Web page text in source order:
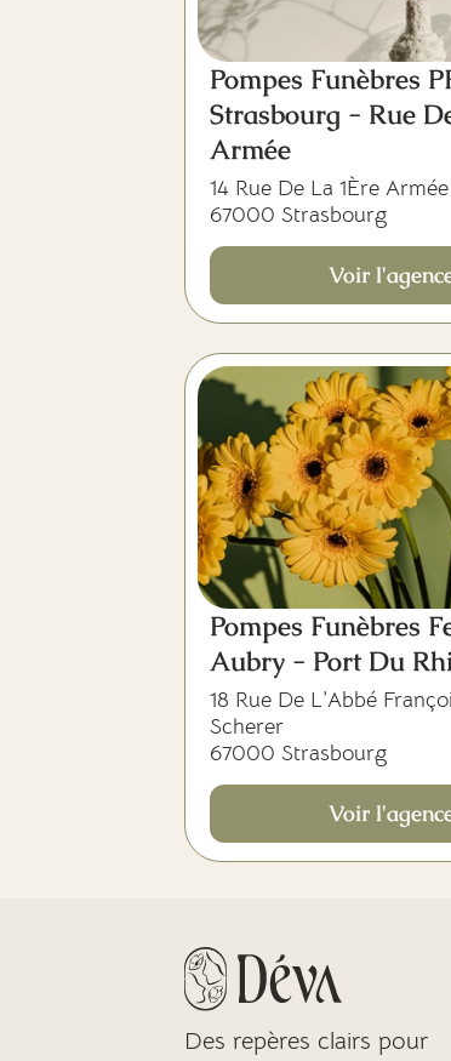
Pompes Funèbres
Strasbourg - Rue
Armée
14 Rue De La 1Ère Armée
67000 Strasbourg
Voir
Pompes Funèbres
Aubry - Port Du
18 Rue De L’Abbé
Scherer
67000 Strasbourg
Voir
Des repères clairs pour